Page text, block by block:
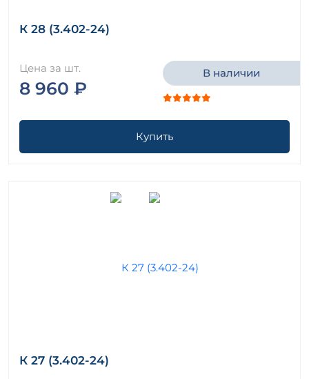
К 28 (3.402-24)
Цена за шт.
8 960 ₽
В наличии
Купить
К 27 (3.402-24)